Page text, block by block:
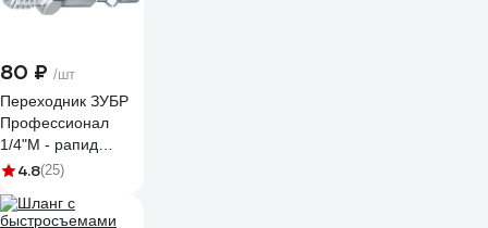
80 ₽ /шт
Переходник ЗУБР
Профессионал
1/4"M - рапид
штуцер 64915-1/4
4.8(25)